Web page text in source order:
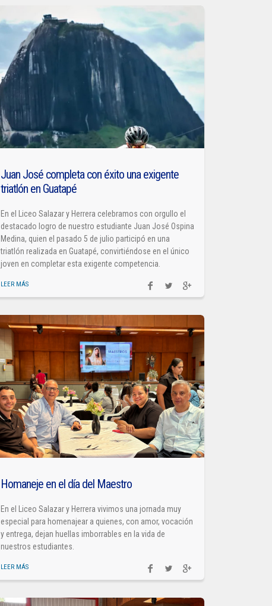
Juan José completa con éxito una exigente
triatlón en Guatapé
En el Liceo Salazar y Herrera celebramos con orgullo el
destacado logro de nuestro estudiante Juan José Ospina
Medina, quien el pasado 5 de julio participó en una
triatlón realizada en Guatapé, convirtiéndose en el único
joven en completar esta exigente competencia.
LEER MÁS
Homaneje en el día del Maestro
En el Liceo Salazar y Herrera vivimos una jornada muy
especial para homenajear a quienes, con amor, vocación
y entrega, dejan huellas imborrables en la vida de
nuestros estudiantes.
LEER MÁS